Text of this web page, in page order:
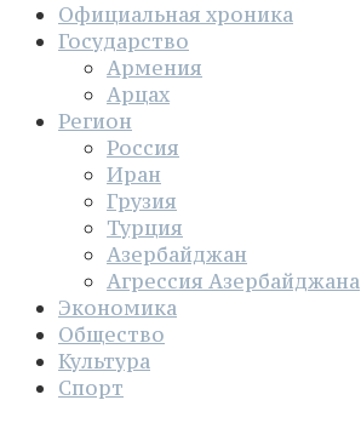
Официальная хроника
Государство
Армения
Арцах
Регион
Россия
Иран
Грузия
Турция
Азербайджан
Агрессия Азербайджана
Экономика
Общество
Культура
Спорт